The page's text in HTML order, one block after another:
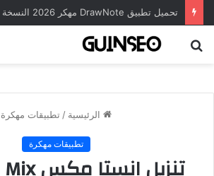
الرئيسية / تطبيقات مهكرة
تطبيقات مهكرة